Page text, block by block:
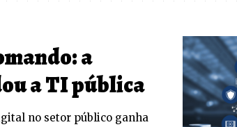
a
a TI pública
no setor público ganha